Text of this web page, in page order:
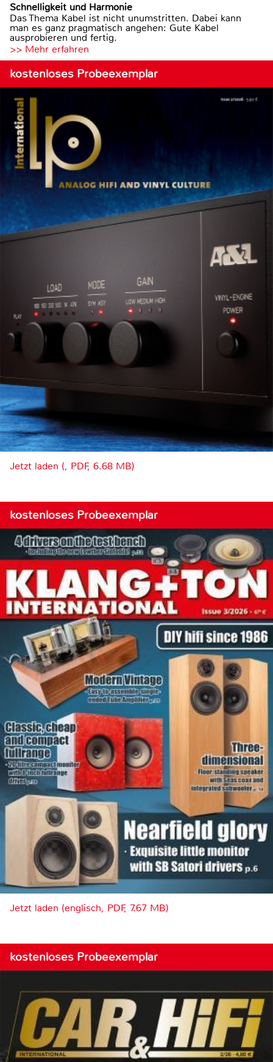
Schnelligkeit und Harmonie
Das Thema Kabel ist nicht unumstritten. Dabei kann
man es ganz pragmatisch angehen: Gute Kabel
ausprobieren und fertig.
>> Mehr erfahren
kostenloses Probeexemplar
Jetzt laden (, PDF, 6.68 MB)
kostenloses Probeexemplar
Jetzt laden (englisch, PDF, 7.67 MB)
kostenloses Probeexemplar